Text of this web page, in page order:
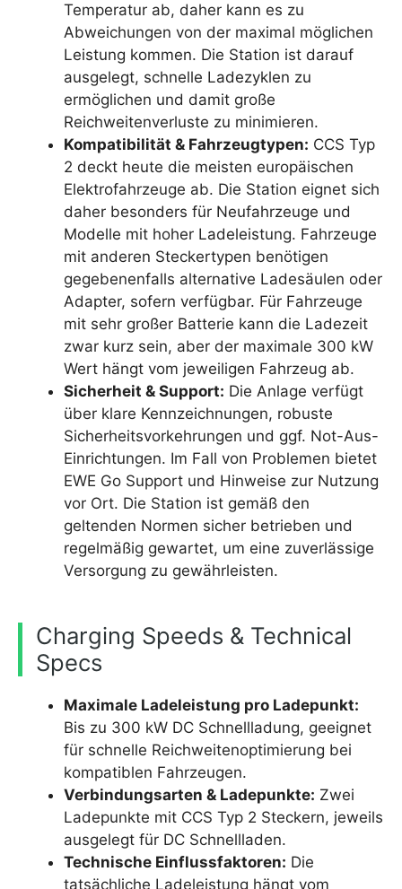
Temperatur ab, daher kann es zu
Abweichungen von der maximal möglichen
Leistung kommen. Die Station ist darauf
ausgelegt, schnelle Ladezyklen zu
ermöglichen und damit große
Reichweitenverluste zu minimieren.
Kompatibilität & Fahrzeugtypen: CCS Typ
2 deckt heute die meisten europäischen
Elektrofahrzeuge ab. Die Station eignet sich
daher besonders für Neufahrzeuge und
Modelle mit hoher Ladeleistung. Fahrzeuge
mit anderen Steckertypen benötigen
gegebenenfalls alternative Ladesäulen oder
Adapter, sofern verfügbar. Für Fahrzeuge
mit sehr großer Batterie kann die Ladezeit
zwar kurz sein, aber der maximale 300 kW
Wert hängt vom jeweiligen Fahrzeug ab.
Sicherheit & Support: Die Anlage verfügt
über klare Kennzeichnungen, robuste
Sicherheitsvorkehrungen und ggf. Not-Aus-
Einrichtungen. Im Fall von Problemen bietet
EWE Go Support und Hinweise zur Nutzung
vor Ort. Die Station ist gemäß den
geltenden Normen sicher betrieben und
regelmäßig gewartet, um eine zuverlässige
Versorgung zu gewährleisten.
Charging Speeds & Technical
Specs
Maximale Ladeleistung pro Ladepunkt:
Bis zu 300 kW DC Schnellladung, geeignet
für schnelle Reichweitenoptimierung bei
kompatiblen Fahrzeugen.
Verbindungsarten & Ladepunkte: Zwei
Ladepunkte mit CCS Typ 2 Steckern, jeweils
ausgelegt für DC Schnellladen.
Technische Einflussfaktoren: Die
tatsächliche Ladeleistung hängt vom